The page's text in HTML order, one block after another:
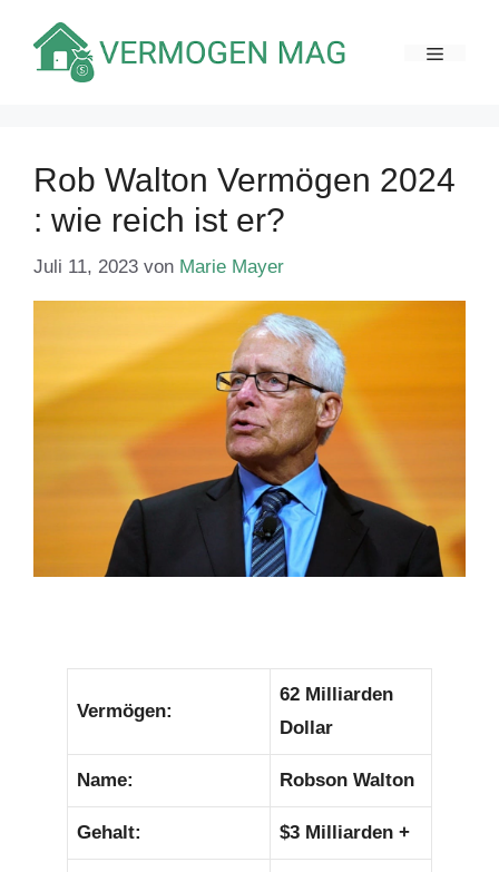
Inhalt
springen
Rob Walton Vermögen 2024
: wie reich ist er?
Juli 11, 2023 von Marie Mayer
Vermögen:
62 Milliarden
Dollar
Name: Robson Walton
Gehalt: $3 Milliarden +